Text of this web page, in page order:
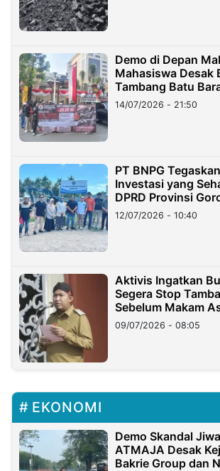
Demo di Depan
Mahasiswa Desak
Tambang Batu
Lampung
14/07/2026 - 21:50
PT BNPG
Investasi yang
DPRD Provinsi
12/07/2026 - 10:40
Aktivis Ingatkan
Segera Stop
Sebelum Makam
Longsor
09/07/2026 - 08:05
EKONOMI
Demo Skandal
ATMAJA Desak
Bakrie Group dan